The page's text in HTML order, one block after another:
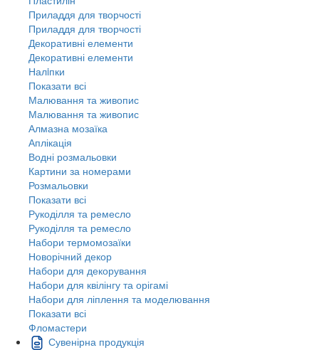
Приладдя для творчості
Приладдя для творчості
Декоративні елементи
Декоративні елементи
Налiпки
Показати всі
Малювання та живопис
Малювання та живопис
Алмазна мозаїка
Аплікація
Водні розмальовки
Картини за номерами
Розмальовки
Показати всі
Рукоділля та ремесло
Рукоділля та ремесло
Набори термомозаїки
Новорічний декор
Набори для декорування
Набори для квілінгу та орігамі
Набори для ліплення та моделювання
Показати всі
Фломастери
Сувенірна продукція